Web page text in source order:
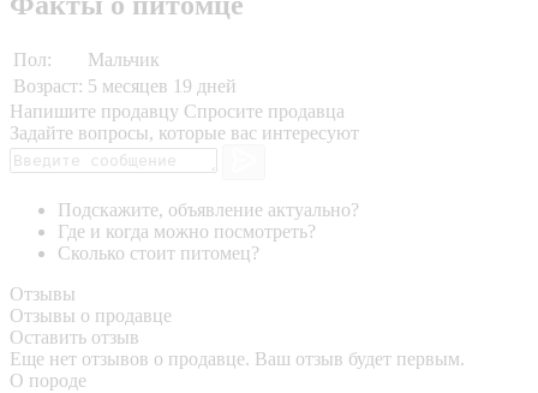
Пол:
Мальчик
Возраст: 5 месяцев 19 дней
Напишите продавцу Спросите продавца
Задайте вопросы, которые вас интересуют
Подскажите, объявление актуально?
Где и когда можно посмотреть?
Сколько стоит питомец?
Отзывы
Отзывы о продавце
Оставить отзыв
Еще нет отзывов о продавце. Ваш отзыв будет первым.
О породе